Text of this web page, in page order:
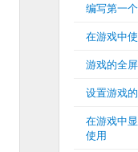
编写第一
在游戏中
游戏的全
设置游戏
在游戏中
使用